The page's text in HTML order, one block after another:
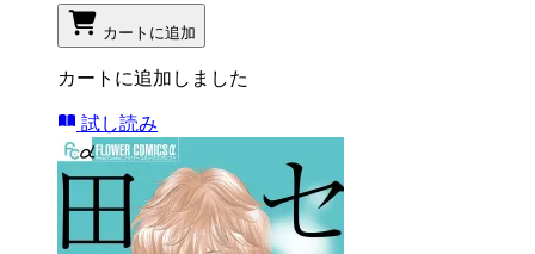
カートに追加
カートに追加しました
試し読み